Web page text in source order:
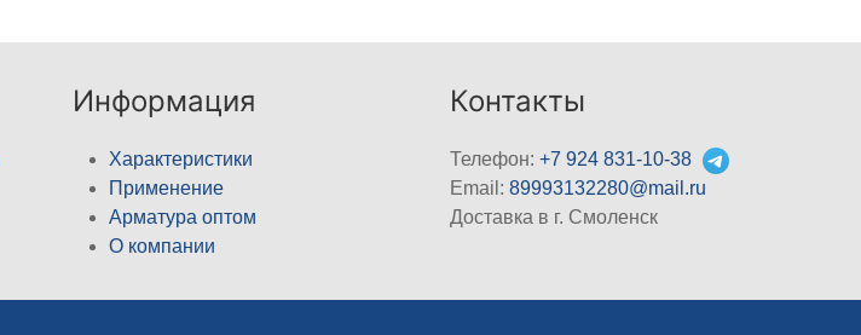
Информация
Характеристики
Применение
Арматура оптом
О компании
Контакты
Телефон:+7 924 831-10-38
Email:89993132280@mail.ru
Доставка в г. Смоленск